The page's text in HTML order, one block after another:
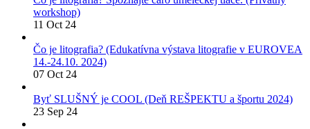
workshop)
11 Oct 24
Čo je litografia? (Edukatívna výstava litografie v EUROVEA
14.-24.10. 2024)
07 Oct 24
Byť SLUŠNÝ je COOL (Deň REŠPEKTU a športu 2024)
23 Sep 24